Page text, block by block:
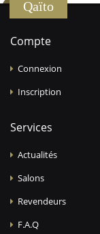
Qaïto
Compte
Connexion
Inscription
Services
Actualités
Salons
Revendeurs
F.A.Q